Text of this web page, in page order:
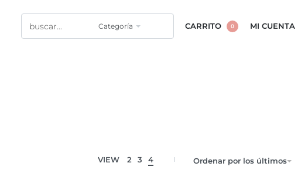
Categoría CARRITO 0 MI CUENTA
VIEW 2 3 4 Ordenar por los últimos